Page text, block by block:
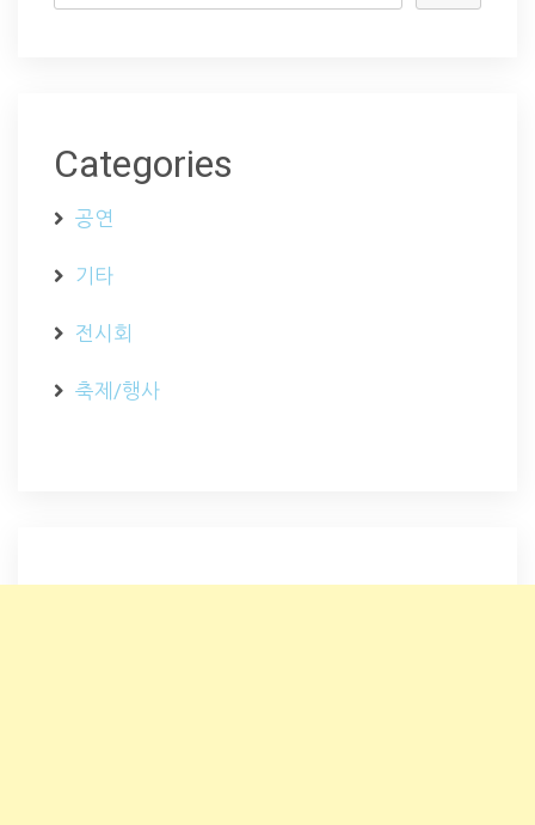
Categories
공연
기타
전시회
축제/행사